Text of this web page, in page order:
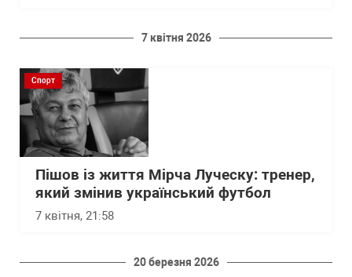
7 квітня 2026
Спорт
Пішов із життя Мірча Луческу: тренер,
який змінив український футбол
7 квітня, 21:58
20 березня 2026